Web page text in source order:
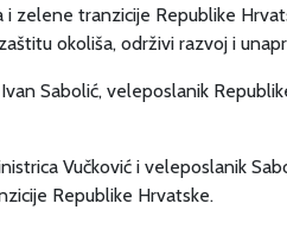
zelene tranzicije Republike
okoliša, održivi razvoj i
Sabolić, veleposlanik
Vučković i veleposlanik
Republike Hrvatske.